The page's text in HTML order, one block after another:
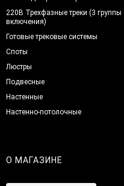
220В Трехфазные треки (3 группы
включения)
Готовые трековые системы
Споты
Люстры
Подвесные
Настенные
Настенно-потолочные
О МАГАЗИНЕ